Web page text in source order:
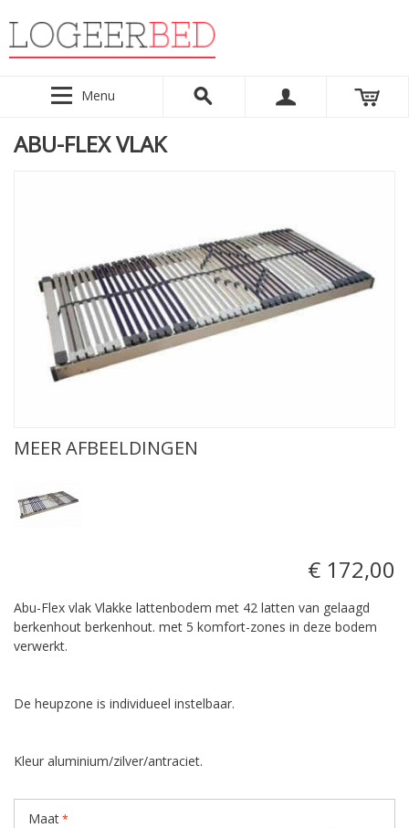
Menu
ABU-FLEX VLAK
MEER AFBEELDINGEN
€ 172,00
Abu-Flex vlak Vlakke lattenbodem met 42 latten van gelaagd
berkenhout berkenhout. met 5 komfort-zones in deze bodem
verwerkt.
De heupzone is individueel instelbaar.
Kleur aluminium/zilver/antraciet.
Maat